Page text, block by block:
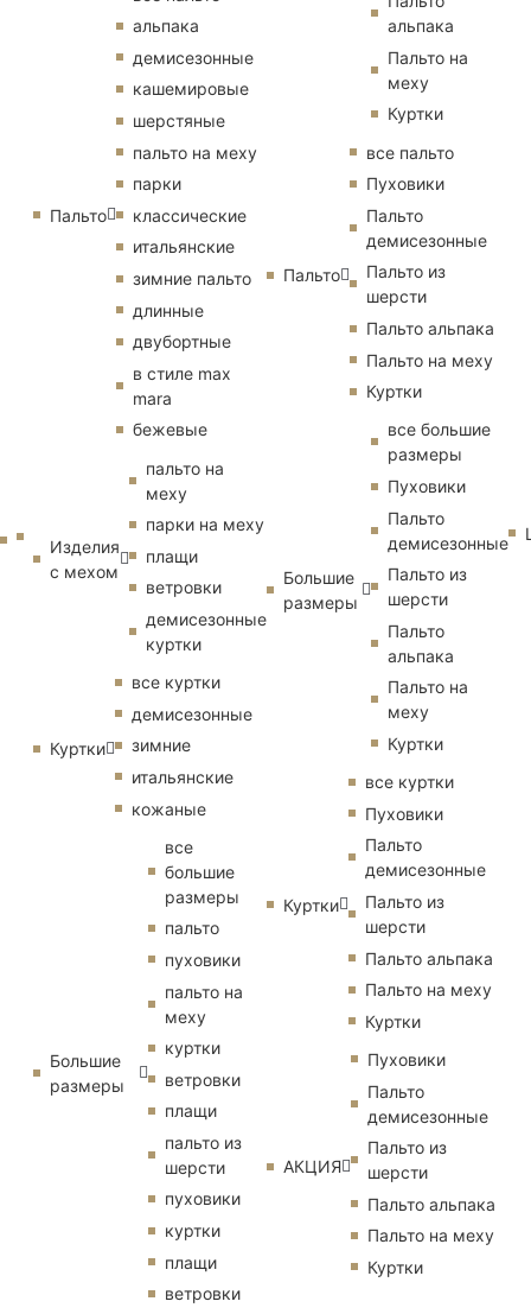
Пальто
альпака
демисезонные
кашемировые
шерстяные
пальто на меху
парки
классические
итальянские
зимние пальто
длинные
двубортные
в стиле max
mara
бежевые
Изделия
с мехом
пальто на
меху
парки на меху
плащи
ветровки
демисезонные
куртки
Куртки
все куртки
демисезонные
зимние
итальянские
кожаные
Большие
размеры
все
большие
размеры
пальто
пуховики
пальто на
меху
куртки
ветровки
плащи
пальто из
шерсти
пуховики
куртки
плащи
ветровки
альпака
Пальто на
меху
Куртки
Пальто
все пальто
Пуховики
Пальто
демисезонные
Пальто из
шерсти
Пальто альпака
Пальто на меху
Куртки
Большие
размеры
все большие
размеры
Пуховики
Пальто
демисезонные
Пальто из
шерсти
Пальто
альпака
Пальто на
меху
Куртки
Куртки
все куртки
Пуховики
Пальто
демисезонные
Пальто из
шерсти
Пальто альпака
Пальто на меху
Куртки
АКЦИЯ
Пуховики
Пальто
демисезонные
Пальто из
шерсти
Пальто альпака
Пальто на меху
Куртки